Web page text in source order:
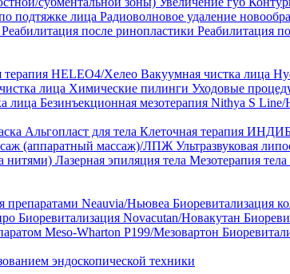
подтяжке лица Радиоволновое удаление
Реабилитация после ринопластики Реабилитация
терапия HELEO4/Хелео Вакуумная чистка лица
лица Химические пилинги Уходовые
лица Безинъекционная мезотерапия Nithya S
Альгопласт для тела Клеточная терапия
(аппаратный массаж)/ЛПЖ Ультразвуковая
нитями) Лазерная эпиляция тела Мезотерапия тела
препаратами Neauvia/Ньювеа Биоревитализация
Биоревитализация Novacutan/Новакутан
Meso-Wharton P199/Мезовартон
эндоскопической техники